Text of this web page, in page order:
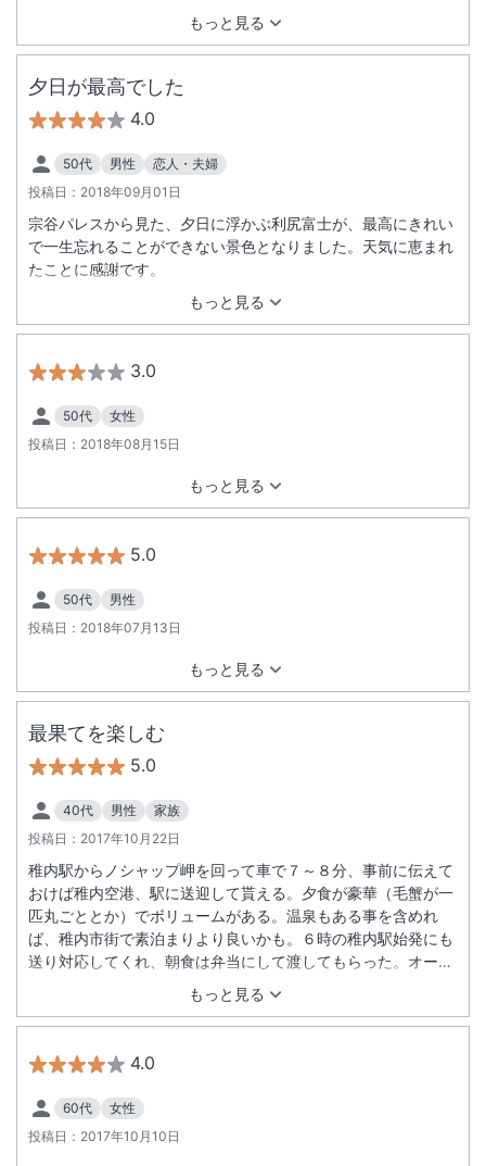
もっと見る
泉、感じの良いオーナー。また行きたいと思いました。
夕日が最高でした
4.0
50代 男性
恋人・夫婦
投稿日： 2018年09月01日
もっと見る
宗谷パレスから見た、夕日に浮かぶ利尻富士が、最高にきれい
で一生忘れることができない景色となりました。天気に恵まれ
たことに感謝です。
3.0
50代
女性
投稿日： 2018年08月15日
もっと見る
5.0
50代
男性
投稿日： 2018年07月13日
もっと見る
最果てを楽しむ
5.0
40代 男性
家族
投稿日： 2017年10月22日
もっと見る
稚内駅からノシャップ岬を回って車で７～８分、事前に伝えて
おけば稚内空港、駅に送迎して貰える。夕食が豪華（毛蟹が一
匹丸ごととか）でボリュームがある。温泉もある事を含めれ
ば、稚内市街で素泊まりより良いかも。６時の稚内駅始発にも
送り対応してくれ、朝食は弁当にして渡してもらった。オーナ
ーが気の利く方なので不便がない。年２回稚内に来る者とし
て、鉄道ファン、翌朝離島渡航組、宗谷エリア周遊、どの最果
て旅を楽しんでいる人にも薦められる宿。
4.0
60代
女性
投稿日： 2017年10月10日